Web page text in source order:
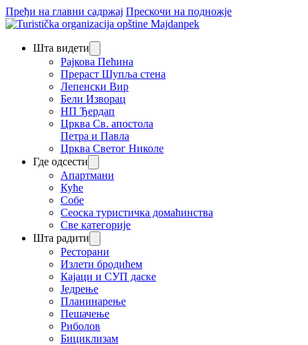
Пређи на главни садржај Прескочи на подножје
Шта видети
Рајкова Пећина
Прераст Шупља стена
Лепенски Вир
Бели Изворац
НП Ђердап
Црква Св. апостола
Петра и Павла
Црква Светог Николе
Где одсести
Апартмани
Куће
Собе
Сеоска туристичка домаћинства
Све категорије
Шта радити
Ресторани
Излети бродићем
Кајаци и СУП даске
Једрење
Планинарење
Пешачење
Риболов
Бициклизам